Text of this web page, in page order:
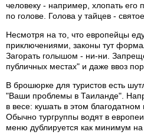
человеку - например, хлопать его
по голове. Голова у тайцев - святое.
Несмотря на то, что европейцы
приключениями, законы тут
Загорать голышом - ни-ни.
публичных местах" и даже ввоз
В брошюрке для туристов есть
"Ваши проблемы в Таиланде".
в весе: кушать в этом
Обычно тургруппы водят в
меню дублируется как минимум